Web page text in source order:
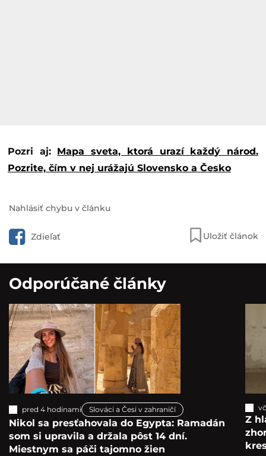
Pozri aj: Mapa sveta, ktorá urazí každý národ.
Pozrite, čím v nej urážajú Slovensko a Česko
Nahlásiť chybu v článku
Zdieľať Uložiť článok
Odporúčané články
pred 4 hodinami Slováci a Česi v zahraničí
Nikol sa presťahovala do Egypta: Ramadán
som si upravila a držala pôst 14 dní.
Miestnym sa páči tajomno žien
Z